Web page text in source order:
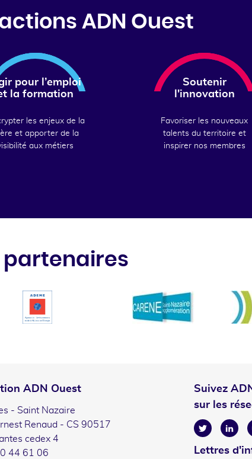
actions ADN Ouest
pour l’emploi
la formation
les enjeux de la
et apporter de la
aux métiers
Soutenir
l'innovation
Favoriser les nouveaux
talents du territoire et
inspirer nos membres
partenaires
ADN Ouest
- Saint Nazaire
Renaud - CS 90517
cedex 4
44 61 06
Suivez
sur les
Twitter
Lettres